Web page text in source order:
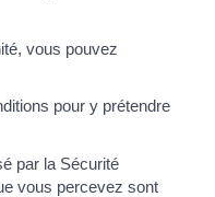
vous pouvez
pour y prétendre
par la Sécurité
vous percevez sont